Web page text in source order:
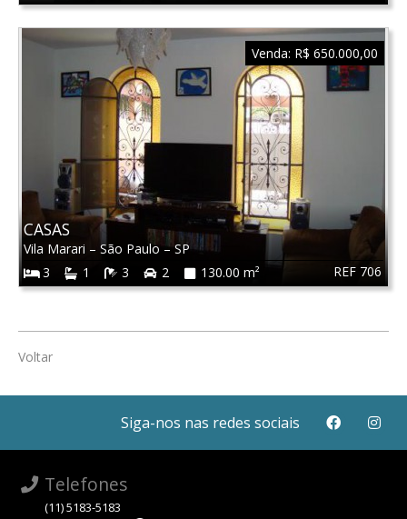
REF 706
CASAS
Vila Marari – São Paulo–SP
3
1 3 2 130.00 m²
Venda: R$ 650.000,00
Voltar
Siga-nos nas redes sociais
Telefones
(11) 5183-5183